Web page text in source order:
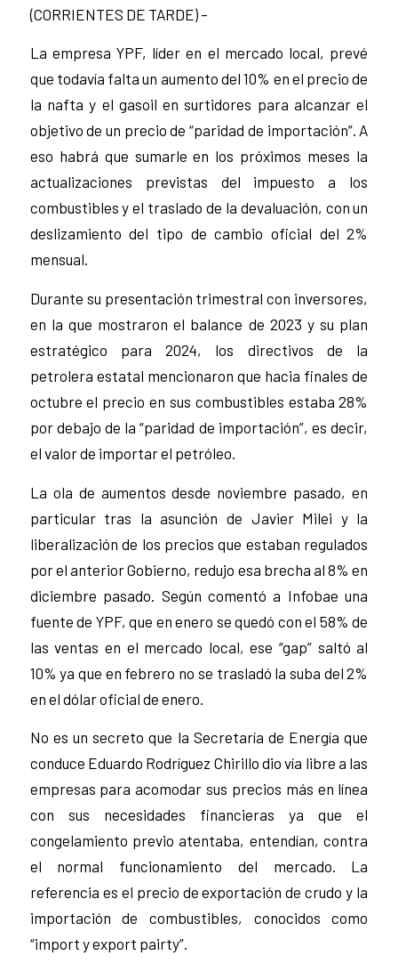
(CORRIENTES DE TARDE) –
La empresa YPF, líder en el mercado local, prevé
que todavía falta un aumento del 10% en el precio de
la nafta y el gasoil en surtidores para alcanzar el
objetivo de un precio de “paridad de importación”. A
eso habrá que sumarle en los próximos meses la
actualizaciones previstas del impuesto a los
combustibles y el traslado de la devaluación, con un
deslizamiento del tipo de cambio oficial del 2%
mensual.
Durante su presentación trimestral con inversores,
en la que mostraron el balance de 2023 y su plan
estratégico para 2024, los directivos de la
petrolera estatal mencionaron que hacia finales de
octubre el precio en sus combustibles estaba 28%
por debajo de la “paridad de importación”, es decir,
el valor de importar el petróleo.
La ola de aumentos desde noviembre pasado, en
particular tras la asunción de Javier Milei y la
liberalización de los precios que estaban regulados
por el anterior Gobierno, redujo esa brecha al 8% en
diciembre pasado. Según comentó a Infobae una
fuente de YPF, que en enero se quedó con el 58% de
las ventas en el mercado local, ese “gap” saltó al
10% ya que en febrero no se trasladó la suba del 2%
en el dólar oficial de enero.
No es un secreto que la Secretaría de Energía que
conduce Eduardo Rodríguez Chirillo dio vía libre a las
empresas para acomodar sus precios más en línea
con sus necesidades financieras ya que el
congelamiento previo atentaba, entendían, contra
el normal funcionamiento del mercado. La
referencia es el precio de exportación de crudo y la
importación de combustibles, conocidos como
“import y export pairty”.